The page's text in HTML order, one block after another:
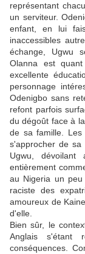
représentant
un serviteur.
enfant, en lui
inaccessibles
échange, Ugwu
Olanna est
excellente
personnage
Odenigbo sans
refont parfois
du dégoût face à
de sa famille. Les
s'approcher de
Ugwu,
entièrement
au Nigeria un
raciste des
amoureux de
d'elle.
Bien sûr, le
Anglais s'étant
conséquences.